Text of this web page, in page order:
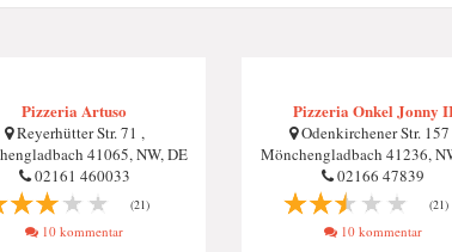
Pizzeria Artuso
Reyerhütter Str. 71 ,
41065, NW, DE
02161 460033
(21)
10 kommentar
Pizzeria Onkel Jonny
Odenkirchener Str. 157
Mönchengladbach 41236,
02166 47839
(21)
10 kommentar